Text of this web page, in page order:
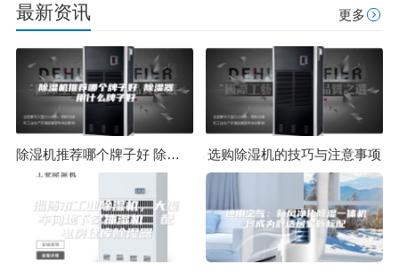
最新资讯 更多
除湿机推荐哪个牌子好 除湿器用什么牌子好 选购除湿机的技巧与注意事项